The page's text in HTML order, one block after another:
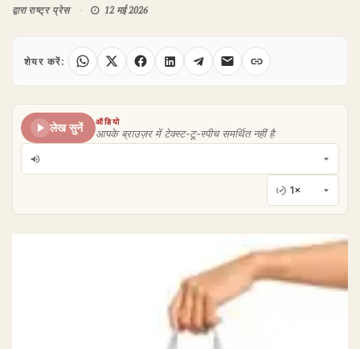
द्वाराराष्ट्र प्रेस 12 मई 2026
शेयर करें:
लेख सुनें
ऑडियो
आपके ब्राउज़र में टेक्स्ट-टू-स्पीच समर्थित नहीं है